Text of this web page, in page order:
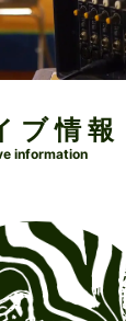
ブ情報
information